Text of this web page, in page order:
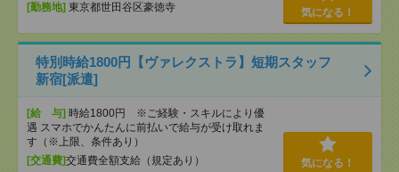
[勤務地] 東京都世田谷区豪徳寺 気になる！
特別時給1800円【ヴァレクストラ】短期スタッフ
新宿[派遣]
[給 与] 時給1800円 ※ご経験・スキルにより優
遇 スマホでかんたんに前払いで給与が受け取れま
す（※上限、条件あり）
[交通費]交通費全額支給（規定あり）
気になる！